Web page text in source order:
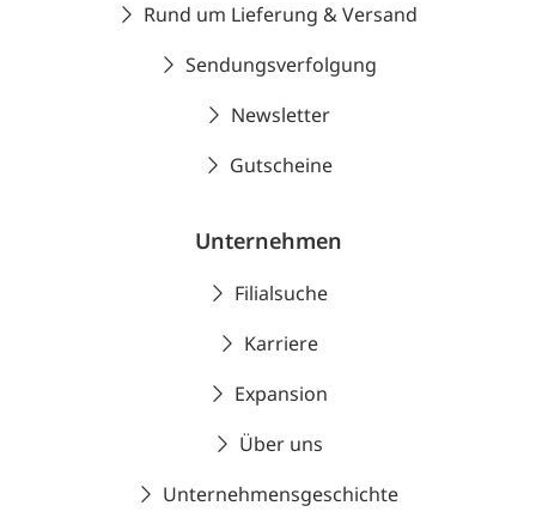
Rund um Lieferung & Versand
Sendungsverfolgung
Newsletter
Gutscheine
Unternehmen
Filialsuche
Karriere
Expansion
Über uns
Unternehmensgeschichte